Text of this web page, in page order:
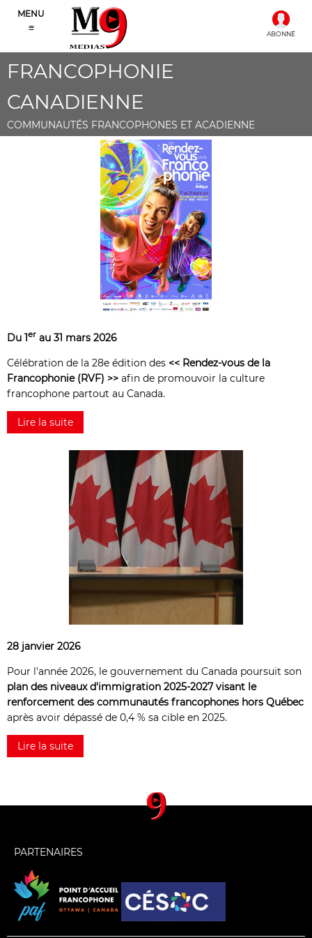
MENU
≡ ABONNÉ
FRANCOPHONIE
CANADIENNE
COMMUNAUTÉS FRANCOPHONES ET ACADIENNE
Du 1er au 31 mars 2026
Célébration de la 28e édition des << Rendez-vous de la
Francophonie (RVF) >> afin de promouvoir la culture
francophone partout au Canada.
Lire la suite
28 janvier 2026
Pour l'année 2026, le gouvernement du Canada poursuit son
plan des niveaux d'immigration 2025-2027 visant le
renforcement des communautés francophones hors Québec
après avoir dépassé de 0,4 % sa cible en 2025.
Lire la suite
PARTENAIRES